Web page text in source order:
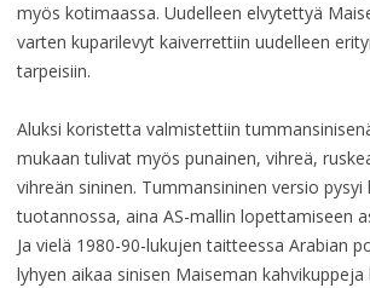
myös kotimaassa. Uudelleen elvytettyä
varten kuparilevyt kaiverrettiin uudelleen
tarpeisiin.
Aluksi koristetta valmistettiin
mukaan tulivat myös punainen, vihreä,
vihreän sininen. Tummansininen versio pysyi
tuotannossa, aina AS-mallin lopettamiseen
Ja vielä 1980-90-lukujen taitteessa Arabian
lyhyen aikaa sinisen Maiseman kahvikuppeja